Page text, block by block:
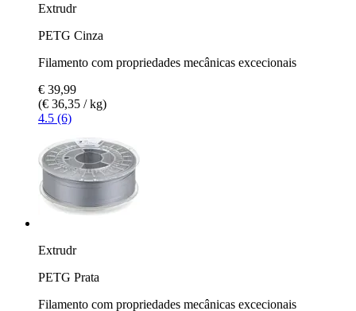
Extrudr
PETG Cinza
Filamento com propriedades mecânicas excecionais
€ 39,99
(€ 36,35 / kg)
4.5 (6)
Extrudr
PETG Prata
Filamento com propriedades mecânicas excecionais